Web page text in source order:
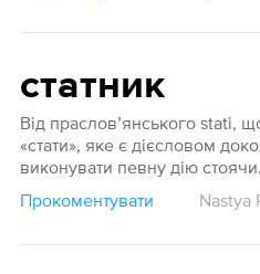
статник
Від прасловʼянського stati,
«стати», яке є дієсловом
виконувати певну дію стоячи.
Прокоментувати
Nastya